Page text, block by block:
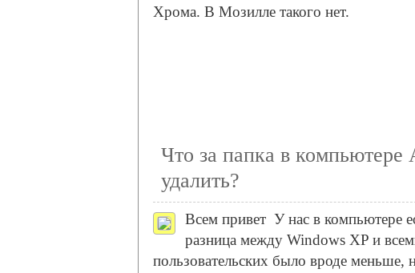
Хрома. В Мозилле такого нет.
Что за папка в
удалить?
Всем привет У нас в компьютере
разница между Windows XP и
пользовательских было вроде